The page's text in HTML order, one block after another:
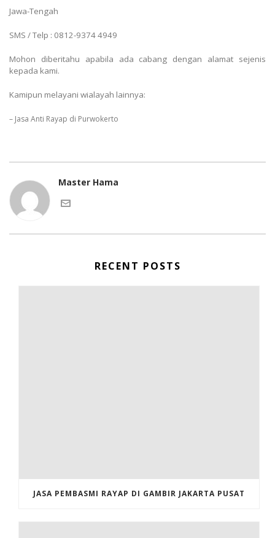
Jawa-Tengah
SMS / Telp : 0812-9374 4949
Mohon diberitahu apabila ada cabang dengan alamat sejenis
kepada kami.
Kamipun melayani wialayah lainnya:
– Jasa Anti Rayap di Purwokerto
Master Hama
RECENT POSTS
JASA PEMBASMI RAYAP DI GAMBIR JAKARTA PUSAT